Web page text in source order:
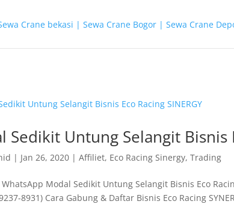
Sedikit Untung Selangit Bisnis
| Jan 26, 2020 |Affiliet, Eco Racing Sinergy,Trading
WhatsApp Modal Sedikit Untung Selangit Bisnis Eco
8931) Cara Gabung & Daftar Bisnis Eco Racing